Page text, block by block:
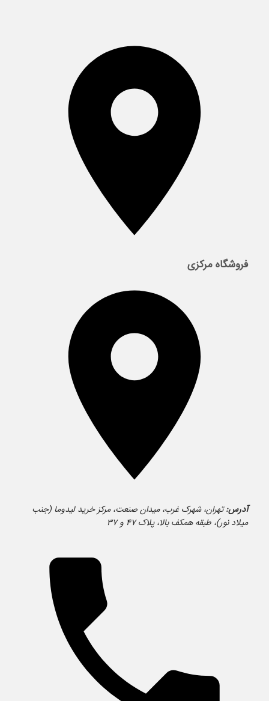
فروشگاه مرکزی
آدرس:تهران، شهرک غرب، میدان صنعت، مرکز خرید لیدوما (جنب
میلاد نور)، طبقه همکف بالا، پلاک ۴۷ و ۳۷